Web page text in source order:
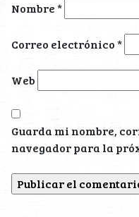
Nombre*
Correo electrónico*
Web
Guarda mi nombre,
navegador para la